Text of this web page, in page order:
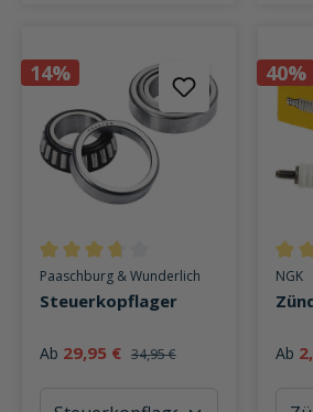
14%
Durchschnittliche Bewertung von 3.8
Paaschburg & Wunderlich
Steuerkopflager
Ab 29,95 € 34,95 €
40%
NGK
Ab